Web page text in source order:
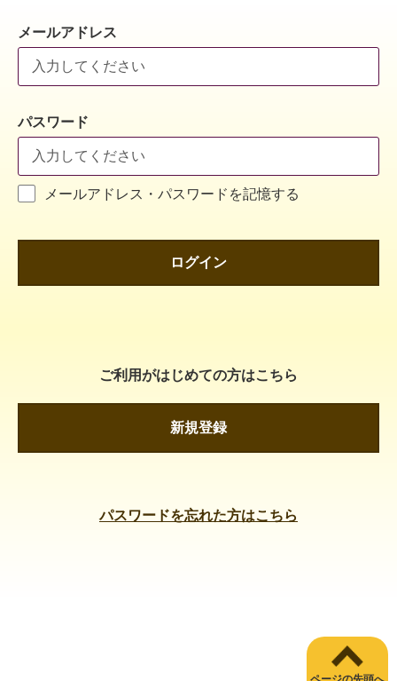
メールアドレス
パスワード
メールアドレス・パスワードを記憶する
ログイン
ご利用がはじめての方はこちら
新規登録
パスワードを忘れた方はこちら